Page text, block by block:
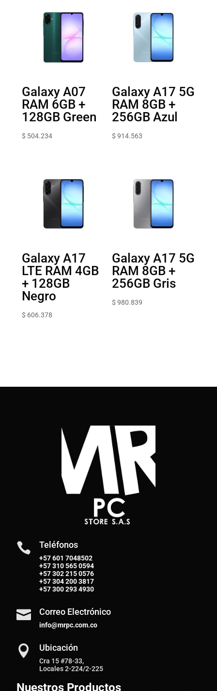
Galaxy A07
RAM 6GB +
128GB Green
$ 504.234
Galaxy A17 5G
RAM 8GB +
256GB Azul
$ 914.563
Galaxy A17
LTE RAM 4GB
+ 128GB
Negro
$ 606.378
Galaxy A17 5G
RAM 8GB +
256GB Gris
$ 980.839
 Teléfonos
+57 601 7048502
+57310 565 0594
+57302 215 0576
+57304 200 3817
+57300 293 4930
 Correo Electrónico
info@mrpc.com.co
 Ubicación
Cra 15 #78-33,
Locales 2-224/2-225
Nuestros Productos